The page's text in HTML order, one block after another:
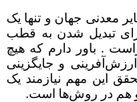
معدنی جهان و تنها یک
تبدیل شدن به قطب
. باور دارم که هیچ
و جایگزینی
این مهم نیازمند یک
هم در روش‌ها است.